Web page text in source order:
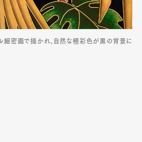
細密画で描かれ、自然な極彩色が黒の背景に